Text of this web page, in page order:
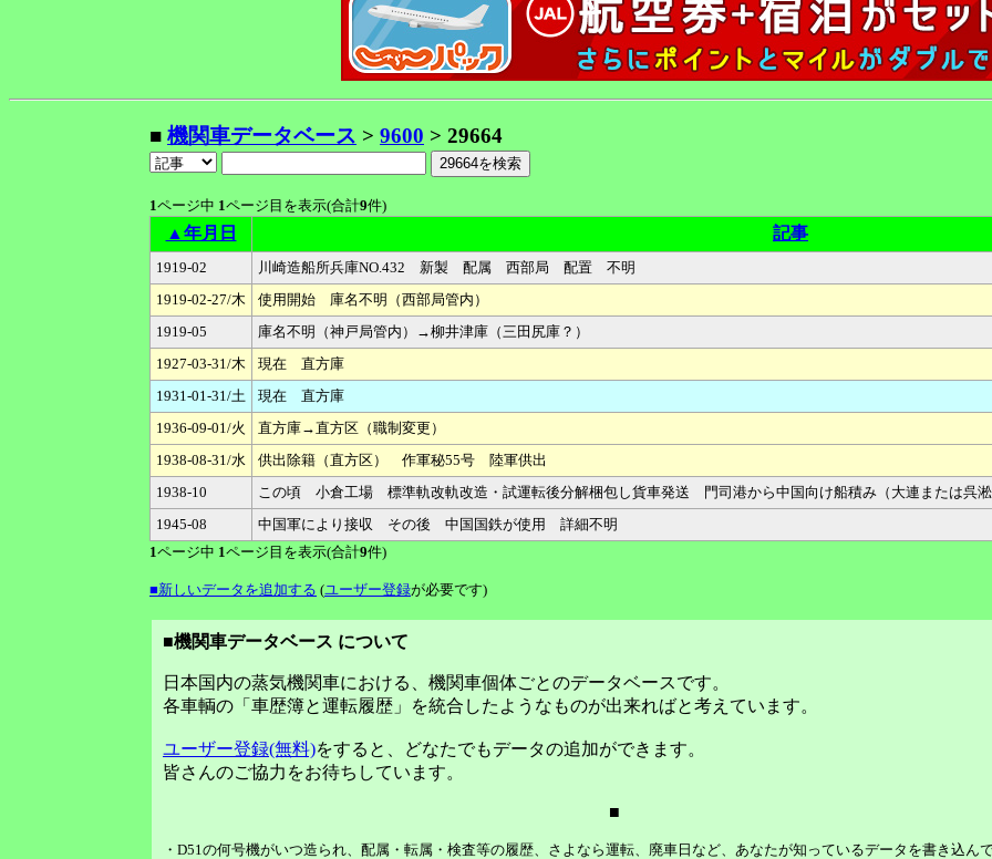
■ 機関車データベース > 9600 > 29664
1ページ中 1ページ目を表示(合計9件)
▲年月日 記事
1919-02
川崎造船所兵庫NO.432 新製 配属 西部局 配置 不明
1919-02-27/木
使用開始 庫名不明（西部局管内）
1919-05
庫名不明（神戸局管内）→柳井津庫（三田尻庫？）
1927-03-31/木
現在 直方庫
1931-01-31/土
現在 直方庫
1936-09-01/火
直方庫→直方区（職制変更）
1938-08-31/水
供出除籍（直方区） 作軍秘55号 陸軍供出
1938-10
この頃 小倉工場 標準軌改軌改造・試運転後分解梱包し貨車発送 門司港から中国向け船積み（大連または呉
1945-08
中国軍により接収 その後 中国国鉄が使用 詳細不明
1ページ中 1ページ目を表示(合計9件)
■新しいデータを追加する (ユーザー登録が必要です)
■機関車データベース について
日本国内の蒸気機関車における、機関車個体ごとのデータベースです。
各車輌の「車歴簿と運転履歴」を統合したようなものが出来ればと考えています。
ユーザー登録(無料)をすると、どなたでもデータの追加ができます。
皆さんのご協力をお待ちしています。
■
・D51の何号機がいつ造られ、配属・転属・検査等の履歴、さよなら運転、廃車日など、あなたが知っているデータを書き込んで